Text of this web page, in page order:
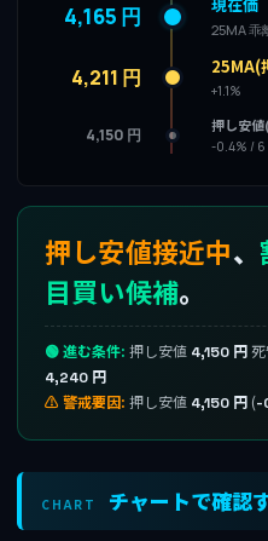
4,165 円 25MA 乖
4,211 円 25MA(
+1.1%
4,150 円 押し安
-0.4% / 6
押し安値接近中、
目買い候補。
🟢 進む条件: 押し安値 4,150 円
4,240 円
⚠ 警戒要因: 押し安値 4,150 円 (-
CHART チャートで確認